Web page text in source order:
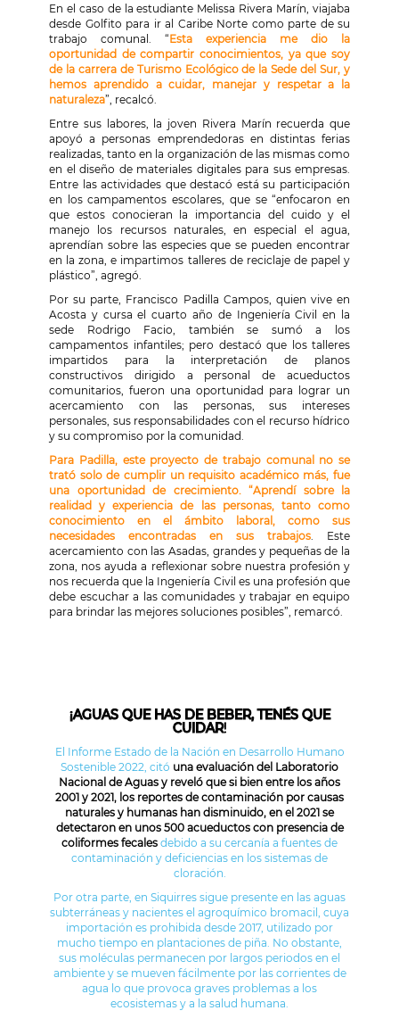
En el caso de la estudiante Melissa Rivera Marín, viajaba
desde Golfito para ir al Caribe Norte como parte de su
trabajo comunal. “Esta experiencia me dio la
oportunidad de compartir conocimientos, ya que soy
de la carrera de Turismo Ecológico de la Sede del Sur, y
hemos aprendido a cuidar, manejar y respetar a la
naturaleza”, recalcó.
Entre sus labores, la joven Rivera Marín recuerda que
apoyó a personas emprendedoras en distintas ferias
realizadas, tanto en la organización de las mismas como
en el diseño de materiales digitales para sus empresas.
Entre las actividades que destacó está su participación
en los campamentos escolares, que se “enfocaron en
que estos conocieran la importancia del cuido y el
manejo los recursos naturales, en especial el agua,
aprendían sobre las especies que se pueden encontrar
en la zona, e impartimos talleres de reciclaje de papel y
plástico”, agregó.
Por su parte, Francisco Padilla Campos, quien vive en
Acosta y cursa el cuarto año de Ingeniería Civil en la
sede Rodrigo Facio, también se sumó a los
campamentos infantiles; pero destacó que los talleres
impartidos para la interpretación de planos
constructivos dirigido a personal de acueductos
comunitarios, fueron una oportunidad para lograr un
acercamiento con las personas, sus intereses
personales, sus responsabilidades con el recurso hídrico
y su compromiso por la comunidad.
Para Padilla, este proyecto de trabajo comunal no se
trató solo de cumplir un requisito académico más, fue
una oportunidad de crecimiento. “Aprendí sobre la
realidad y experiencia de las personas, tanto como
conocimiento en el ámbito laboral, como sus
necesidades encontradas en sus trabajos . Este
acercamiento con las Asadas, grandes y pequeñas de la
zona, nos ayuda a reflexionar sobre nuestra profesión y
nos recuerda que la Ingeniería Civil es una profesión que
debe escuchar a las comunidades y trabajar en equipo
para brindar las mejores soluciones posibles”, remarcó.
¡AGUAS QUE HAS DE BEBER, TENÉS QUE
CUIDAR!
El Informe Estado de la Nación en Desarrollo Humano
Sostenible 2022, citó una evaluación del Laboratorio
Nacional de Aguas y reveló que si bien entre los años
2001 y 2021, los reportes de contaminación por causas
naturales y humanas han disminuido, en el 2021 se
detectaron en unos 500 acueductos con presencia de
coliformes fecales debido a su cercanía a fuentes de
contaminación y deficiencias en los sistemas de
cloración.
Por otra parte, en Siquirres sigue presente en las aguas
subterráneas y nacientes el agroquímico bromacil, cuya
importación es prohibida desde 2017, utilizado por
mucho tiempo en plantaciones de piña. No obstante,
sus moléculas permanecen por largos periodos en el
ambiente y se mueven fácilmente por las corrientes de
agua lo que provoca graves problemas a los
ecosistemas y a la salud humana.